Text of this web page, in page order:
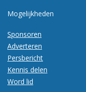
Mogelijkheden
Sponsoren
Adverteren
Persbericht
Kennis delen
Word lid